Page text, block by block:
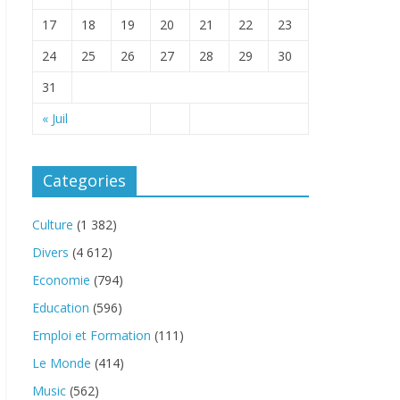
« Juil
17
18 19 20 21 22
23
24
25 26 27 28 29
30
31
Categories
Culture (1 382)
Divers (4 612)
Economie (794)
Education (596)
Emploi et Formation (111)
Le Monde (414)
Music (562)